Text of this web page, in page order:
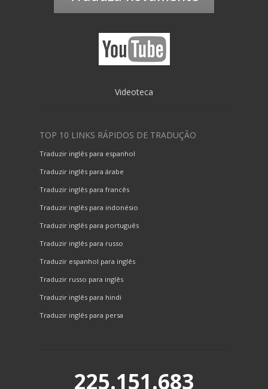
Videoteca
TOP 10 LINKS RÁPIDOS DE TRADUÇÃO
Traduzir inglês para espanhol
Traduzir inglês para árabe
Traduzir inglês para francês
Traduzir inglês para indonésio
Traduzir inglês para português
Traduzir inglês para russo
Traduzir espanhol para inglês
Traduzir russo para inglês
Traduzir inglês para hindi
Traduzir inglês para persa
225.151.683